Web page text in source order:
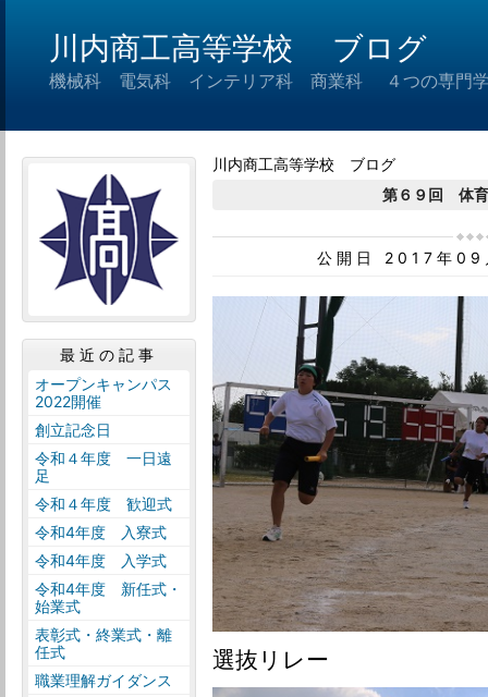
川内商工高等学校 ブログ
機械科 電気科 インテリア科 商業科 ４つの専門学
川内商工高等学校 ブログ
第６９回 体
公開日 2017年09
選抜リレー
最近の記事
オープンキャンパス
2022開催
創立記念日
令和４年度 一日遠
足
令和４年度 歓迎式
令和4年度 入寮式
令和4年度 入学式
令和4年度 新任式・
始業式
表彰式・終業式・離
任式
職業理解ガイダンス